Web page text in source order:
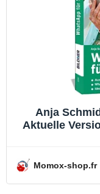
Anja
Aktuelle
Momox-shop.fr